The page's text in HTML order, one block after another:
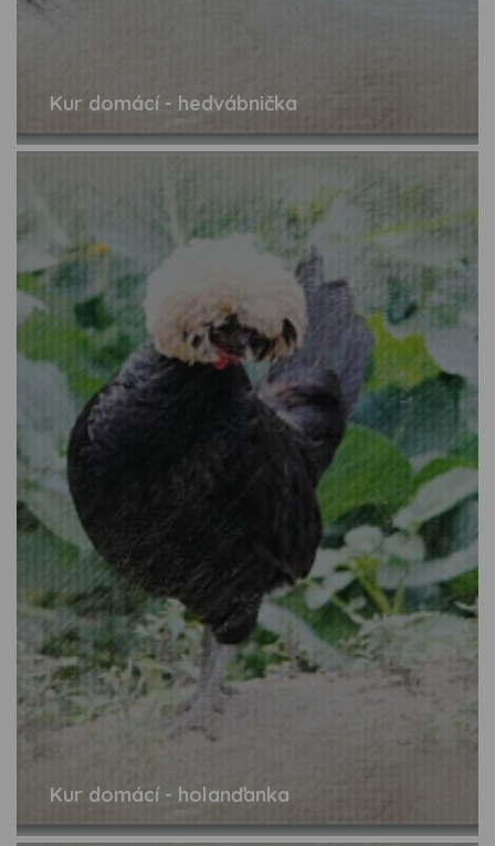
Kur domácí - hedvábnička
Kur domácí - holanďanka